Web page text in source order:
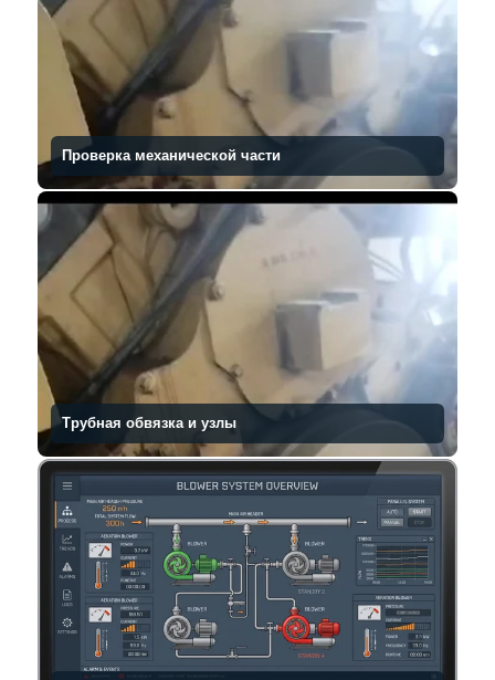
Проверка механической части
Трубная обвязка и узлы